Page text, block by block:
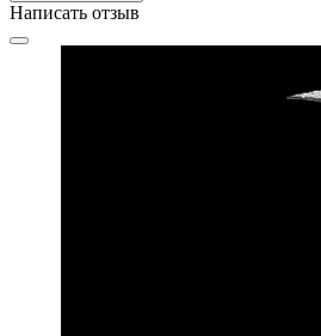
Написать отзыв